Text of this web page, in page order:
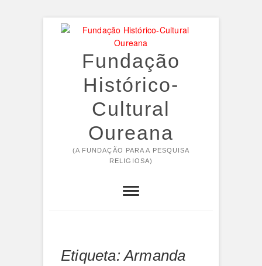
Fundação
Histórico-
Cultural
Oureana
(A FUNDAÇÃO PARA A PESQUISA
RELIGIOSA)
Etiqueta:Armanda